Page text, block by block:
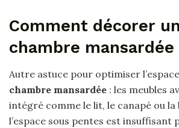
Comment décorer
chambre mansardée
Autre astuce pour optimiser
chambre mansardée : les meubles
intégré comme le lit, le canapé ou la
l’espace sous pentes est insuffisant